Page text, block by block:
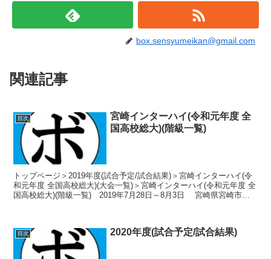
box.sensyumeikan@gmail.com
関連記事
目次
宮崎インターハイ(令和元年度 全
国高校総大)(階級一覧)
トップページ＞2019年度(試合予定/試合結果)＞宮崎インターハイ(令
和元年度 全国高校総大)(大会一覧)＞宮崎インターハイ(令和元年度 全
国高校総大)(階級一覧) 2019年7月28日～8月3日 宮崎県宮崎市
目次 2020年度(試合予定/試合結果)